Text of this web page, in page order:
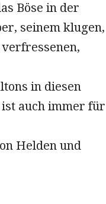
Böse in der
seinem klugen,
in diesen
auch immer für
Helden und